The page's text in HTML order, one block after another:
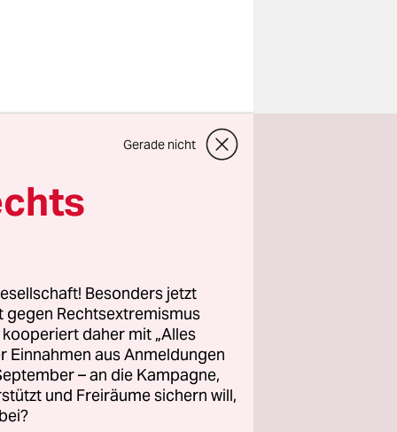
die
des
Gerade nicht
Besonders jetzt
gegen Rechtsextremismus
daher mit „Alles
Einnahmen aus Anmeldungen
– an die Kampagne,
und Freiräume sichern will,